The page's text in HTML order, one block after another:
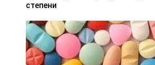
степени